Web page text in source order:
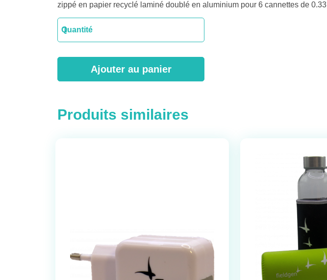
zippé en papier recyclé laminé doublé en aluminium pour 6 cannettes de 0.33 l
Quantité
de
isotherme
Ajouter au panier
Produits similaires